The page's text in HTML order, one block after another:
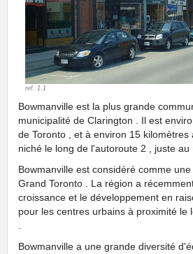
ref. 1.1
Bowmanville est la plus grande
municipalité de Clarington . Il est
de Toronto , et à environ 15 kilomètres
niché le long de l'autoroute 2 , juste
Bowmanville est considéré comme
Grand Toronto . La région a
croissance et le développement en
pour les centres urbains à proximité le
.
Bowmanville a une grande diversité